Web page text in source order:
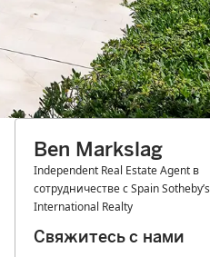
Ben Markslag
Independent Real Estate Agent в
сотрудничестве с Spain Sotheby’s
International Realty
Свяжитесь с нами